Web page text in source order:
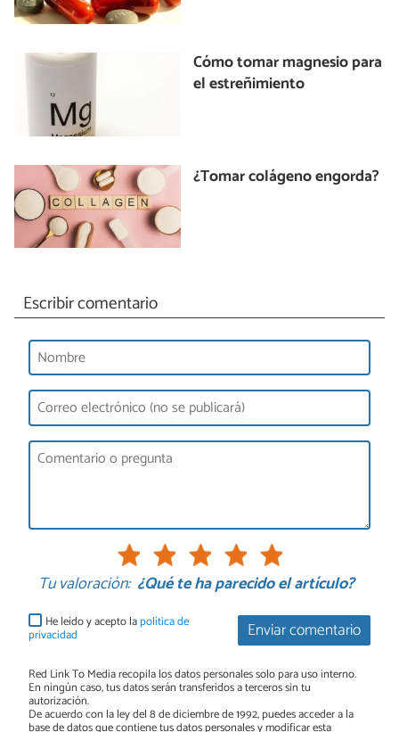
Cómo tomar magnesio para
el estreñimiento
¿Tomar colágeno engorda?
Escribir comentario
Tu valoración: ¿Qué te ha parecido el artículo?
Enviar comentario
He leído y acepto lapolítica de
privacidad
Red Link To Media recopila los datos personales solo para uso interno.
En ningún caso, tus datos serán transferidos a terceros sin tu
autorización.
De acuerdo con la ley del 8 de diciembre de 1992, puedes acceder a la